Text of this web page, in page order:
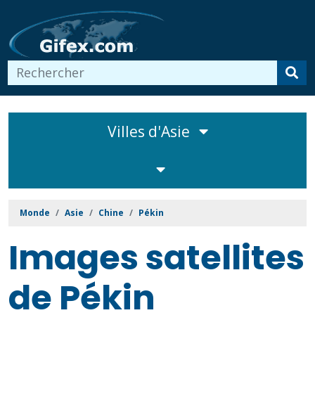
Villes d'Asie
Monde Asie Chine Pékin
Images satellites
de Pékin